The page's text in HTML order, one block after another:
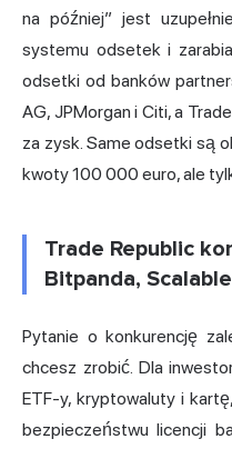
na później” jest
systemu odsetek i
odsetki od banków
AG, JPMorgan i Citi, a
za zysk. Same odsetki są
kwoty 100 000 euro, ale
Trade Republic
Bitpanda,
Pytanie o konkurencję
chcesz zrobić. Dla
ETF-y, kryptowaluty i
bezpieczeństwu licencji